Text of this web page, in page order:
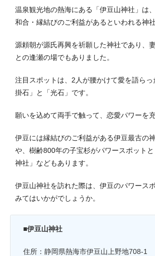
温泉観光地の熱海にある「伊豆山神社」は
和合・縁結びのご利益があるといわれる神社
源頼朝が源氏再興を祈願した神社であり、
との逢瀬の場でもありました。
注目スポットは、2人が腰かけて愛を語ら
掛石」と「光石」です。
願いを込めて両手で触って、恋愛パワーを
伊豆には縁結びのご利益がある伊豆最古の
や、樹齢800年の子宝杉がパワースポット
神社」などもあります。
伊豆山神社を訪れた際は、伊豆のパワース
みてはいかがでしょうか。
■伊豆山神社
住所：静岡県熱海市伊豆山上野地708-1